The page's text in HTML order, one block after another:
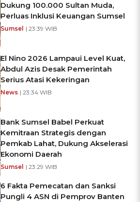
Dukung 100.000 Sultan Muda,
Perluas Inklusi Keuangan Sumsel
Sumsel | 23:39 WIB
El Nino 2026 Lampaui Level Kuat,
Abdul Azis Desak Pemerintah
Serius Atasi Kekeringan
News | 23:34 WIB
Bank Sumsel Babel Perkuat
Kemitraan Strategis dengan
Pemkab Lahat, Dukung Akselerasi
Ekonomi Daerah
Sumsel | 23:29 WIB
6 Fakta Pemecatan dan Sanksi
Pungli 4 ASN di Pemprov Banten